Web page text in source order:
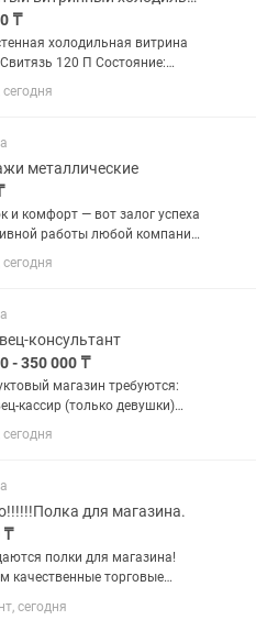
₸
холодильная витрина
120 П Состояние:
полностью рабочее, чистый и
агрегат
Идеально
металлические
и комфорт — вот залог успеха
работы любой компании.
стеллажи позволяют
минимизировать
и оптимизировать доступ...
консультант
- 350 000 ₸
магазин требуются:
кассир (только девушки)
со знанием
от . и выше График
Условия: - Оплата...
для магазина.
₸
полки для магазина!
качественные торговые
Подойдут для косметики,
сегодня